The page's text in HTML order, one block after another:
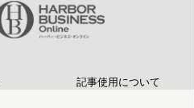
記事使用について